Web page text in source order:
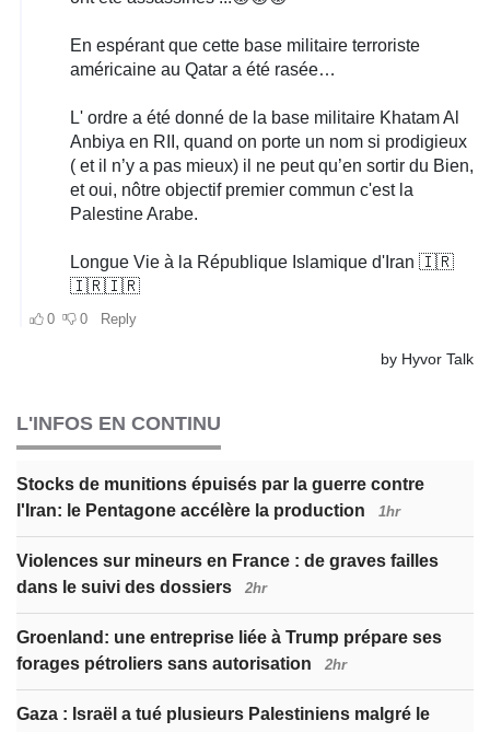
L'INFOS EN CONTINU
Stocks de munitions épuisés par la guerre contre
l'Iran: le Pentagone accélère la production
1hr
Violences sur mineurs en France : de graves failles
dans le suivi des dossiers
2hr
Groenland: une entreprise liée à Trump prépare ses
forages pétroliers sans autorisation
2hr
Gaza : Israël a tué plusieurs Palestiniens malgré le